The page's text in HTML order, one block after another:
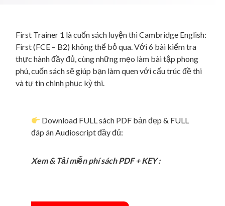
First Trainer 1 là cuốn sách luyện thi Cambridge English:
First (FCE – B2) không thể bỏ qua. Với 6 bài kiểm tra
thực hành đầy đủ, cùng những mẹo làm bài tập phong
phú, cuốn sách sẽ giúp bạn làm quen với cấu trúc đề thi
và tự tin chinh phục kỳ thi.
Download FULL sách PDF bản đẹp & FULL
đáp án Audioscript đầy đủ:
Xem & Tải miễn phí sách PDF + KEY :